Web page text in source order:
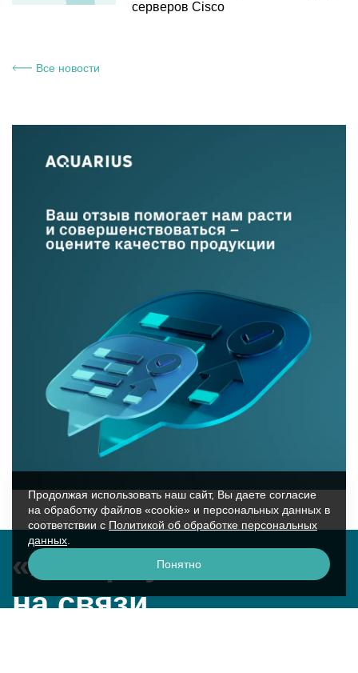
серверов Cisco
Все новости
«Аквариус»
на связи
Продолжая использовать наш сайт, Вы даете согласие
на обработку файлов «cookie» и персональных данных в
соответствии с Политикой об обработке персональных
данных
Понятно